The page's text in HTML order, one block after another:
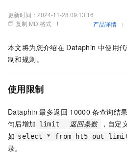
更新时间： 2024-11-28 09:13:16
复制 MD 格式
产品详情
本文将为您介绍在 Dataphin 中使用
制和规则。
使用限制
Dataphin 最多返回 10000 条查询结
句后增加 limit 返回条数
，自定
如 select * from ht5_out
录。